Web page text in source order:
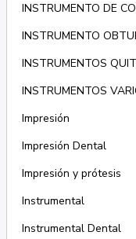
INSTRUMENTO DE
INSTRUMENTO
INSTRUMENTOS
INSTRUMENTOS
Impresión
Impresión Dental
Impresión y prótesis
Instrumental
Instrumental Dental